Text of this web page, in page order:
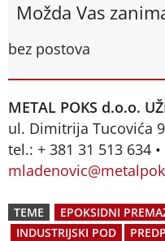
Možda Vas
bez postova
METAL POKS d.o.o.
ul. Dimitrija Tucovića
tel.: + 381 31 513 634
TEME EPOKSIDNI
INDUSTRIJSKI POD